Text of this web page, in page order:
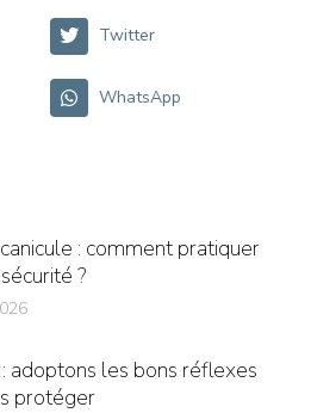
Twitter
WhatsApp
: comment pratiquer
?
adoptons les bons réflexes
protéger